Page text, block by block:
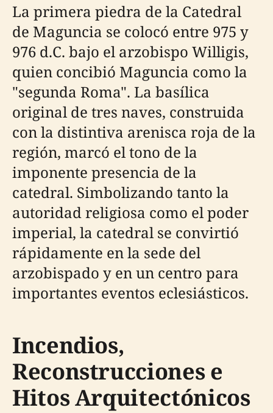
La primera piedra de la Catedral
de Maguncia se colocó entre 975 y
976 d.C. bajo el arzobispo Willigis,
quien concibió Maguncia como la
"segunda Roma". La basílica
original de tres naves, construida
con la distintiva arenisca roja de la
región, marcó el tono de la
imponente presencia de la
catedral. Simbolizando tanto la
autoridad religiosa como el poder
imperial, la catedral se convirtió
rápidamente en la sede del
arzobispado y en un centro para
importantes eventos eclesiásticos.
Incendios,
Reconstrucciones e
Hitos Arquitectónicos